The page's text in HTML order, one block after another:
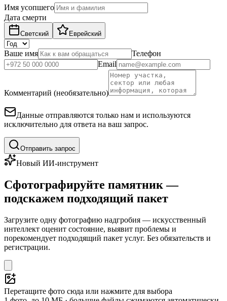
Имя усопшего
Дата смерти
Светский Еврейский
Ваше имя
Телефон
Email
Комментарий (необязательно)
Данные отправляются только нам и используются
исключительно для ответа на ваш запрос.
Отправить запрос
Новый ИИ-инструмент
Сфотографируйте памятник —
подскажем подходящий пакет
Загрузите одну фотографию надгробия — искусственный
интеллект оценит состояние, выявит проблемы и
порекомендует подходящий пакет услуг. Без обязательств и
регистрации.
Перетащите фото сюда или нажмите для выбора